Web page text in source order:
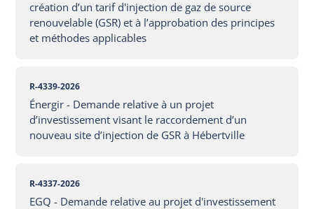
création d’un tarif d'injection de gaz de source
renouvelable (GSR) et à l’approbation des principes
et méthodes applicables
R-4339-2026
Énergir - Demande relative à un projet
d’investissement visant le raccordement d’un
nouveau site d’injection de GSR à Hébertville
R-4337-2026
EGQ - Demande relative au projet d'investissement